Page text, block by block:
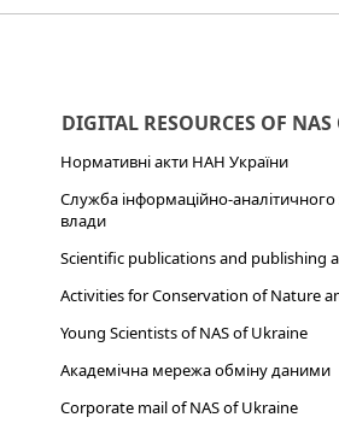
DIGITAL RESOURCES OF
Нормативні акти НАН України
Служба інформаційно-
влади
Scientific publications and publishing
Activities for Conservation of Nature
Young Scientists of NAS of Ukraine
Академічна мережа обміну даними
Corporate mail of NAS of Ukraine